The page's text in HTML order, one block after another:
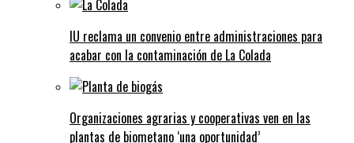
IU reclama un convenio entre administraciones para
acabar con la contaminación de La Colada
Organizaciones agrarias y cooperativas ven en las
plantas de biometano ‘una oportunidad’